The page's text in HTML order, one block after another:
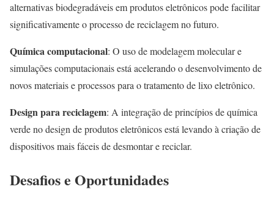
alternativas biodegradáveis em produtos eletrônicos pode facilitar
significativamente o processo de reciclagem no futuro.
Química computacional: O uso de modelagem molecular e
simulações computacionais está acelerando o desenvolvimento de
novos materiais e processos para o tratamento de lixo eletrônico.
Design para reciclagem: A integração de princípios de química
verde no design de produtos eletrônicos está levando à criação de
dispositivos mais fáceis de desmontar e reciclar.
Desafios e Oportunidades